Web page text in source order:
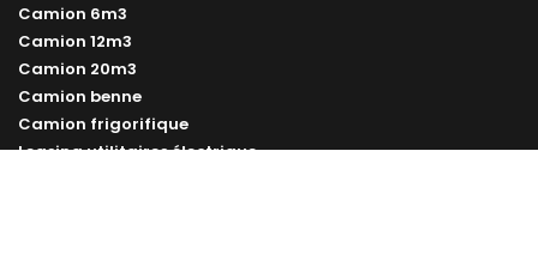
Camion 6m3
Camion 12m3
Camion 20m3
Camion benne
Camion frigorifique
Leasing utilitaires électrique